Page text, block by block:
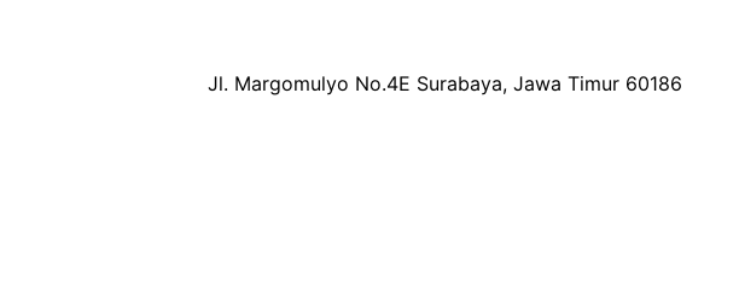
Jl. Margomulyo No.4E Surabaya, Jawa Timur 60186